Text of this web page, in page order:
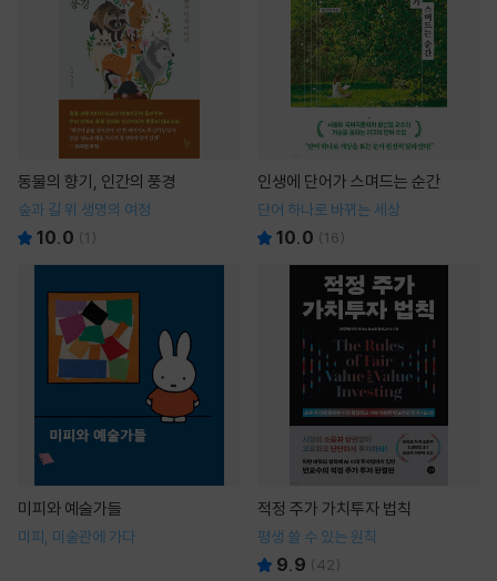
동물의 향기, 인간의 풍경
숲과 길 위 생명의 여정
10.0 (1 )
인생에 단어가 스며드는 순간
단어 하나로 바뀌는 세상
10.0 (16)
미피와 예술가들
미피, 미술관에 가다
적정 주가 가치투자 법칙
평생 쓸 수 있는 원칙
9.9 (42)